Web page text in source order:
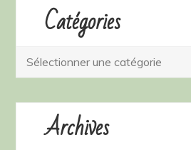
Catégories
Catégories
Archives